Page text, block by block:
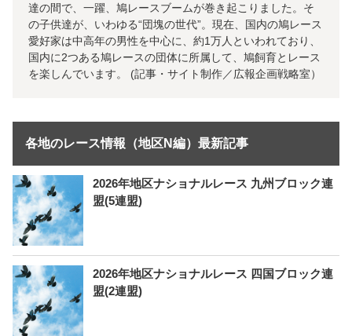
達の間で、一躍、鳩レースブームが巻き起こりました。そ
の子供達が、いわゆる“団塊の世代”。現在、国内の鳩レース
愛好家は中高年の男性を中心に、約1万人といわれており、
国内に2つある鳩レースの団体に所属して、鳩飼育とレース
を楽しんでいます。 (記事・サイト制作／広報企画戦略室）
各地のレース情報（地区N編）最新記事
2026年地区ナショナルレース 九州ブロック連
盟(5連盟)
2026年地区ナショナルレース 四国ブロック連
盟(2連盟)